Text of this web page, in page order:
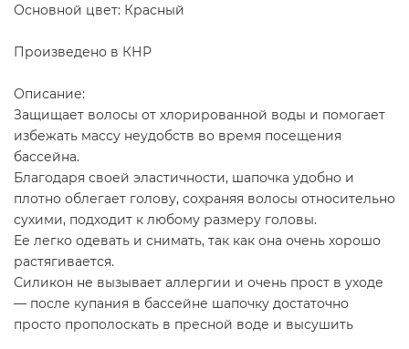
Основной цвет: Красный
Произведено в КНР
Описание:
Защищает волосы от хлорированной воды и помогает
избежать массу неудобств во время посещения
бассейна.
Благодаря своей эластичности, шапочка удобно и
плотно облегает голову, сохраняя волосы относительно
сухими, подходит к любому размеру головы.
Ее легко одевать и снимать, так как она очень хорошо
растягивается.
Силикон не вызывает аллергии и очень прост в уходе
— после купания в бассейне шапочку достаточно
просто прополоскать в пресной воде и высушить